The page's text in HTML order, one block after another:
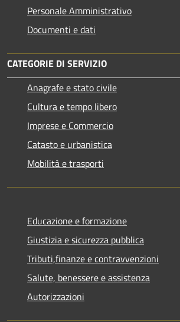
Personale Amministrativo
Documenti e dati
CATEGORIE DI SERVIZIO
Anagrafe e stato civile
Cultura e tempo libero
Imprese e Commercio
Catasto e urbanistica
Mobilità e trasporti
Educazione e formazione
Giustizia e sicurezza pubblica
Tributi,finanze e contravvenzioni
Salute, benessere e assistenza
Autorizzazioni